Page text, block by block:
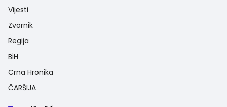
Vijesti
Zvornik
Regija
BiH
Crna Hronika
ČARŠIJA